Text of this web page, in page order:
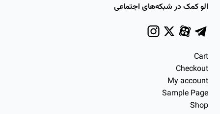
الو کمک در شبکه‌های اجتماعی
Cart
Checkout
My account
Sample Page
Shop